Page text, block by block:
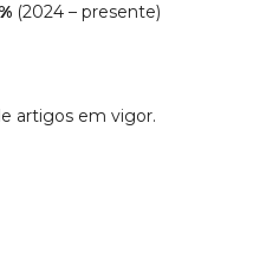
(2024 – presente)
artigos em vigor.